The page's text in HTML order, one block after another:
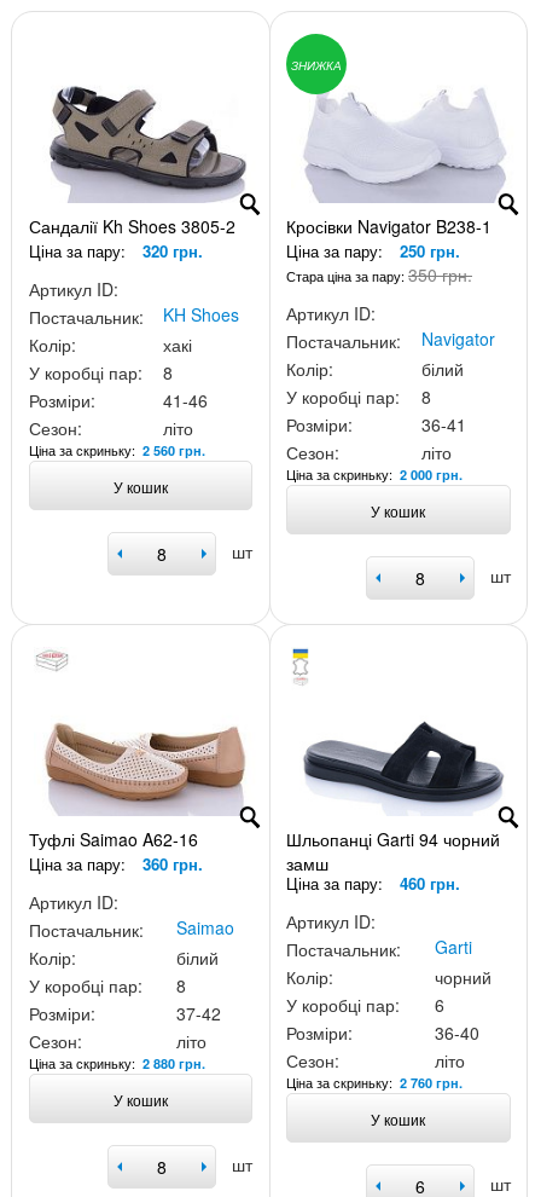
Сандалії Kh Shoes 3805-2
Ціна за пару: 320 грн.
Артикул ID:
Постачальник:
KH Shoes
Колір:
хакі
У коробці пар:
8
Розміри:
41-46
Сезон:
літо
Ціна за скриньку: 2 560 грн.
У кошик
шт
ЗНИЖКА
Кросівки Navigator B238-1
Ціна за пару: 250 грн.
Стара ціна за пару:350 грн.
Артикул ID:
Постачальник:
Navigator
Колір:
білий
У коробці пар:
8
Розміри:
36-41
Сезон:
літо
Ціна за скриньку:2 000 грн.
У кошик
шт
Туфлі Saimao A62-16
Ціна за пару: 360 грн.
Артикул ID:
Постачальник:
Saimao
Колір:
білий
У коробці пар:
8
Розміри:
37-42
Сезон:
літо
Ціна за скриньку: 2 880 грн.
У кошик
шт
Шльопанці Garti 94 чорний
замш
Ціна за пару: 460 грн.
Артикул ID:
Постачальник:
Garti
Колір:
чорний
У коробці пар:
6
Розміри:
36-40
Сезон:
літо
Ціна за скриньку:2 760 грн.
У кошик
шт